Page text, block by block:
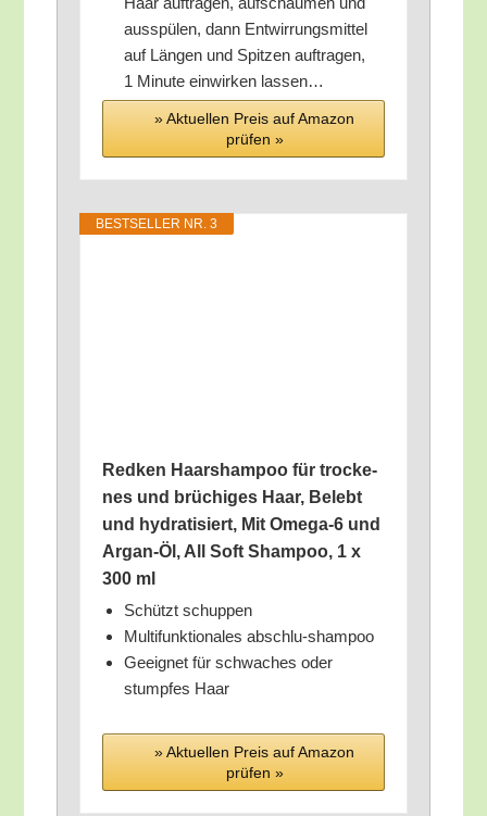
aus­spü­len, dann Ent­wir­rungs­mit­tel
auf Län­gen und Spit­zen auf­tra­gen,
1 Minu­te ein­wir­ken lassen…
» Aktu­el­len Preis auf Ama­zon
prü­fen »
BEST­SEL­LER NR. 3
Red­ken Haar­sham­poo für tro­cke­
nes und brü­chi­ges Haar, Belebt
und hydra­ti­siert, Mit Omega‑6 und
Argan-Öl, All Soft Sham­poo, 1 x
300 ml
Schützt schup­pen
Mul­ti­funk­tio­na­les abschlu-shampoo
Geeig­net für schwa­ches oder
stump­fes Haar
» Aktu­el­len Preis auf Ama­zon
prü­fen »